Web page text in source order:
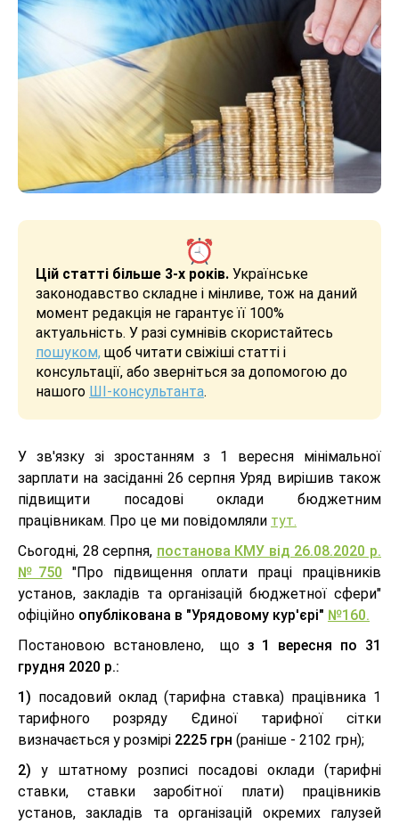
Цій статті більше 3-х років. Українське
законодавство складне і мінливе, тож на даний
момент редакція не гарантує її 100%
актуальність. У разі сумнівів скористайтесь
пошуком, щоб читати свіжіші статті і
консультації, або зверніться за допомогою до
нашого ШІ-консультанта.
У зв'язку зі зростанням з 1 вересня мінімальної
зарплати на засіданні 26 серпня Уряд вирішив також
підвищити посадові оклади бюджетним
працівникам. Про це ми повідомляли тут.
Сьогодні, 28 серпня, постанова КМУ від 26.08.2020 р.
№750
"Про підвищення оплати праці працівників
установ, закладів та організацій бюджетної сфери"
офіційно опублікована в "Урядовому кур'єрі" №160.
Постановою встановлено, що з 1 вересня по 31
грудня 2020 р.:
1) посадовий оклад (тарифна ставка) працівника 1
тарифного розряду Єдиної тарифної сітки
визначається у розмірі 2225 грн (раніше - 2102 грн);
2) у штатному розписі посадові оклади (тарифні
ставки, ставки заробітної плати) працівників
установ, закладів та організацій окремих галузей